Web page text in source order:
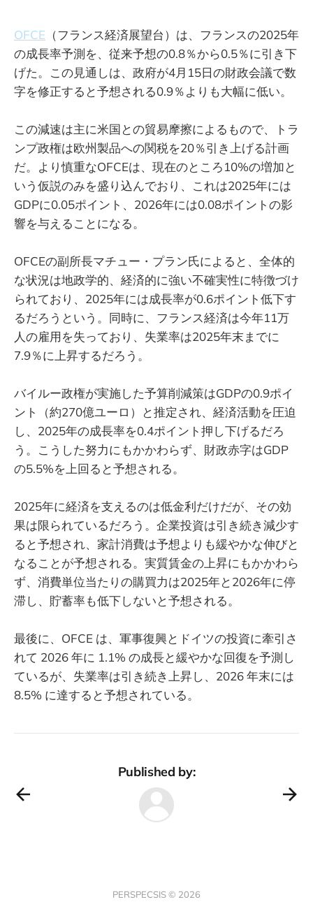
OFCE （フランス経済展望台）は、フランスの2025年
の成長率予測を、従来予想の0.8％から0.5％に引き下
げた。この見通しは、政府が4月15日の財政会議で数
字を修正すると予想される0.9％よりも大幅に低い。
この減速は主に米国との貿易摩擦によるもので、トラ
ンプ政権は欧州製品への関税を20％引き上げる計画
だ。より慎重なOFCEは、現在のところ10%の増加と
いう仮説のみを盛り込んでおり、これは2025年には
GDPに0.05ポイント、2026年には0.08ポイントの影
響を与えることになる。
OFCEの副所長マチュー・プラン氏によると、全体的
な状況は地政学的、経済的に強い不確実性に特徴づけ
られており、2025年には成長率が0.6ポイント低下す
るだろうという。同時に、フランス経済は今年11万
人の雇用を失っており、失業率は2025年末までに
7.9％に上昇するだろう。
バイルー政権が実施した予算削減策はGDPの0.9ポイ
ント（約270億ユーロ）と推定され、経済活動を圧迫
し、2025年の成長率を0.4ポイント押し下げるだろ
う。こうした努力にもかかわらず、財政赤字はGDP
の5.5%を上回ると予想される。
2025年に経済を支えるのは低金利だけだが、その効
果は限られているだろう。企業投資は引き続き減少す
ると予想され、家計消費は予想よりも緩やかな伸びと
なることが予想される。実質賃金の上昇にもかかわら
ず、消費単位当たりの購買力は2025年と2026年に停
滞し、貯蓄率も低下しないと予想される。
最後に、OFCE は、軍事復興とドイツの投資に牽引さ
れて 2026 年に 1.1% の成長と緩やかな回復を予測し
ているが、失業率は引き続き上昇し、2026 年末には
8.5% に達すると予想されている。
Published by:
PERSPECSIS © 2026